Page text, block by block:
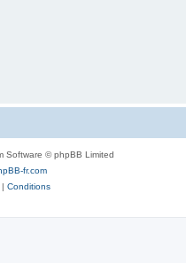
Software © phpBB Limited
fr.com
| Conditions